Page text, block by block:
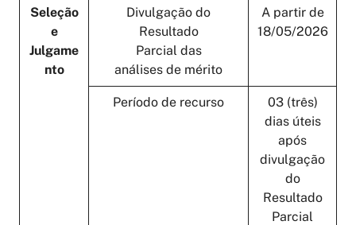
Seleção
e
Julgame
nto
Divulgação do
Resultado
Parcial das
análises de mérito
A partir de
18/05/2026
Período de recurso
03 (três)
dias úteis
após
divulgação
do
Resultado
Parcial